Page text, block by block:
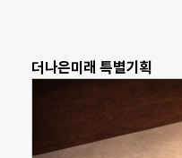
더나은미래 특별기획